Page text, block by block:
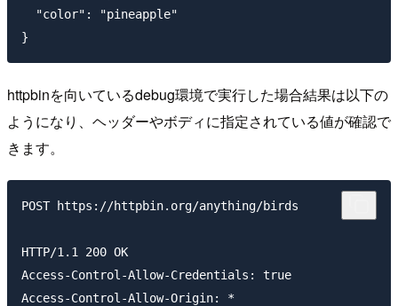
  "color": "pineapple"
httpbinを向いているdebug環境で実行した場合結果は以下の
ようになり、ヘッダーやボディに指定されている値が確認で
きます。
POST https://httpbin.org/anything/birds
HTTP/1.1 200 OK
Access-Control-Allow-Credentials: true
Access-Control-Allow-Origin: *